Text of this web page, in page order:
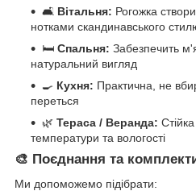
🛋️ Вітальня: Рогожка
нотками скандинавського
🛏️ Спальня: Забезпечить
натуральний вигляд
🍳 Кухня: Практична, не
переться
🌿 Тераса / Веранда:
температури та вологості
🎨 Поєднання та
Ми допоможемо підібрати: